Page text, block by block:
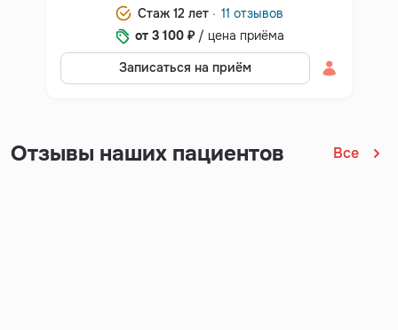
Стаж 12 лет · 11 отзывов
от 3 100 ₽ / цена приёма
Записаться на приём
Отзывы наших пациентов Все